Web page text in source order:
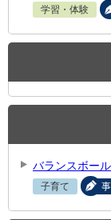
学習・体験
バランスボー
子育て